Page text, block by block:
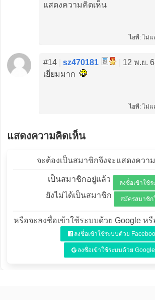
แสดงความคิดเห็น
ไอพี: ไม่แ
#14 sz470181
12 พ.ย.
เยี่ยมมาก
ไอพี: ไม่แ
แสดงความคิดเห็น
จะต้องเป็นสมาชิกจึงจะแสดงควา
เป็นสมาชิกอยู่แล้ว ลงชื่อเข้าใช้ร
ยังไม่ได้เป็นสมาชิก สมัครสมาชิก
หรือจะลงชื่อเข้าใช้ระบบด้วย Google หรื
ลงชื่อเข้าใช้ระบบด้วย
ลงชื่อเข้าใช้ระบบด้วย Google